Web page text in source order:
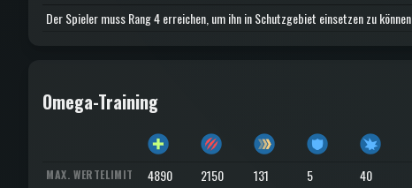
Der Spieler muss Rang 4 erreichen, um ihn in Schutzgebiet einsetzen zu können.
Omega-Training
MAX. WERTELIMIT 4890 2150 131 5 40